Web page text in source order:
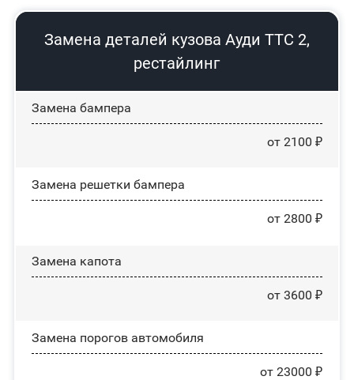
Замена деталей кузова Ауди ТТС 2,
рестайлинг
Замена бампера
от 2100 ₽
Замена решетки бампера
от 2800 ₽
Замена капота
от 3600 ₽
Замена порогов автомобиля
от 23000 ₽